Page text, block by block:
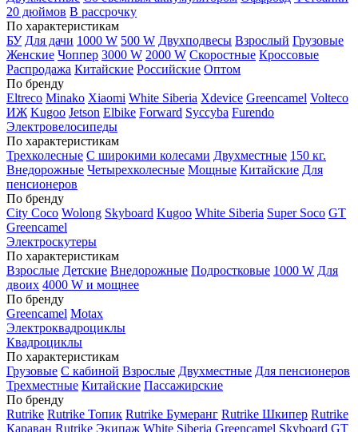
20 дюймов В рассрочку
По характеристикам
БУ Для дачи 1000 W 500 W Двухподвесы Взрослый Грузовые
Женские Чоппер 3000 W 2000 W Скоростные Кроссовые
Распродажа Китайские Российские Оптом
По бренду
Eltreco Minako Xiaomi White Siberia Xdevice Greencamel Volteco
ИЖ Kugoo Jetson Elbike Forward Syccyba Furendo
Электровелосипеды
По характеристикам
Трехколесные С широкими колесами Двухместные 150 кг.
Внедорожные Четырехколесные Мощные Китайские Для
пенсионеров
По бренду
City Coco Wolong Skyboard Kugoo White Siberia Super Soco GT
Greencamel
Электроскутеры
По характеристикам
Взрослые Детские Внедорожные Подростковые 1000 W Для
двоих 4000 W и мощнее
По бренду
Greencamel Motax
Электроквадроциклы
Квадроциклы
По характеристикам
Грузовые С кабиной Взрослые Двухместные Для пенсионеров
Трехместные Китайские Пассажирские
По бренду
Rutrike Rutrike Топик Rutrike Бумеранг Rutrike Шкипер Rutrike
Караван Rutrike Экипаж White Siberia Greencamel Skyboard GT